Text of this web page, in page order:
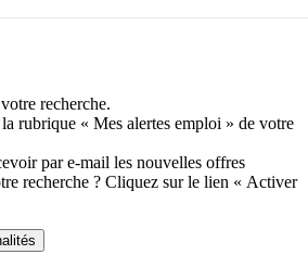
recherche.
rubrique « Mes alertes emploi » de votre
par e-mail les nouvelles offres
recherche ? Cliquez sur le lien « Activer